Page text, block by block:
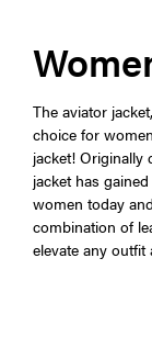
The aviator
choice for
jacket! Originally
jacket has
women today
combination of
elevate any